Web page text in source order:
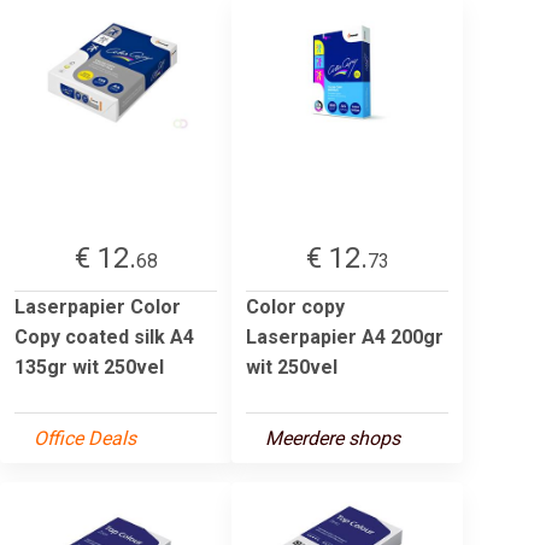
€ 12.68
Laserpapier Color
Copy coated silk A4
135gr wit 250vel
Office Deals
€ 12.73
Color copy
Laserpapier A4 200gr
wit 250vel
Meerdere shops